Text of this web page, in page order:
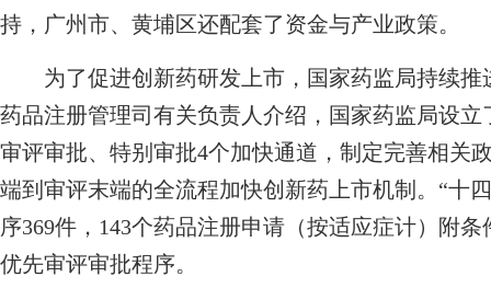
持，广州市、黄埔区还配套了资金与产业政策。
为了促进创新药研发上市，国家药监局持续推
药品注册管理司有关负责人介绍，国家药监局设
审评审批、特别审批4个加快通道，制定完善相关
端到审评末端的全流程加快创新药上市机制。“十
序369件，143个药品注册申请（按适应症计）附
优先审评审批程序。